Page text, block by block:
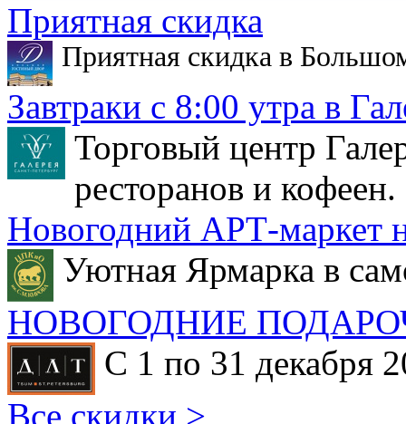
Приятная скидка
Приятная скидка в
Завтраки с 8:00 утра в
Торговый центр
ресторанов и кофеен.
Новогодний АРТ-маркет
Уютная Ярмарка в
НОВОГОДНИЕ
С 1 по 31 декабря
Все скидки >